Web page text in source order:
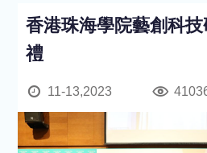
香港珠海學院藝創科
禮
11-13,2023